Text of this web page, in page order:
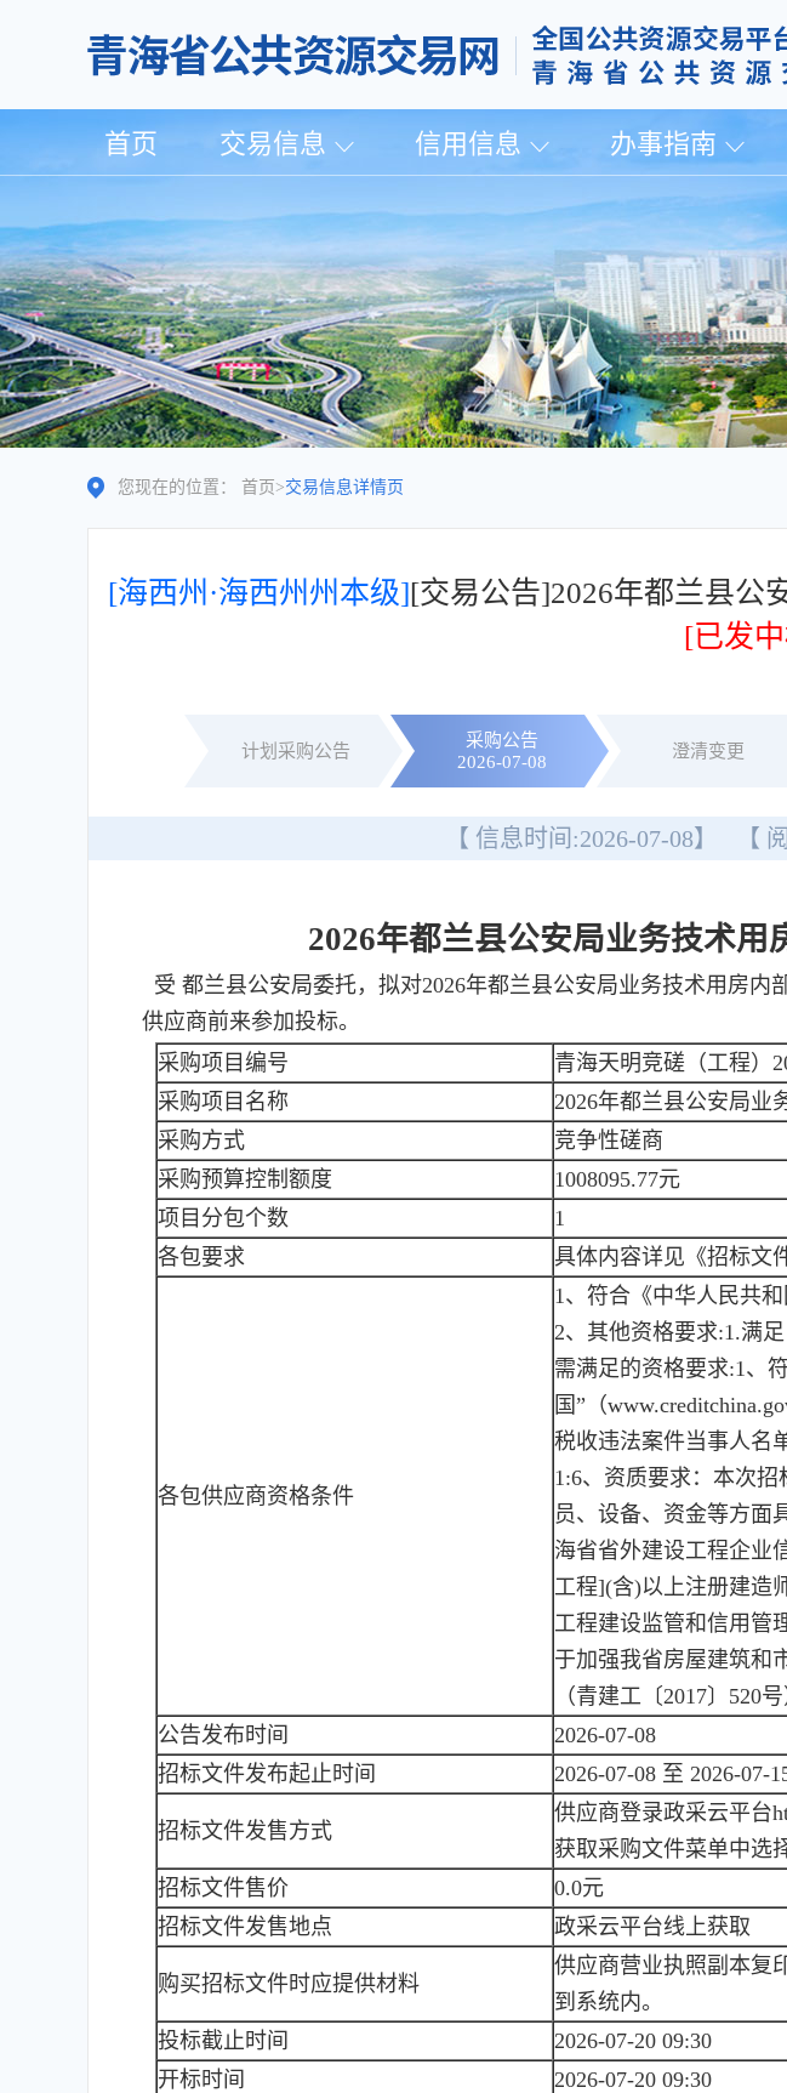
首页 交易信息 信用信息 办事指南
您现在的位置： 首页 >交易信息详情页
[海西州·海西州州本级][交易公告]2026年都兰县公
[已发
计划采购公告
采购公告
2026-07-08
澄清变更
【 信息时间:2026-07-08】 【
2026年都兰县公安局业务技术用
受 都兰县公安局委托，拟对2026年都兰县公安局业务技术用房
供应商前来参加投标。
采购项目编号
青海天明竞磋（工程）
采购项目名称
2026年都兰县公安局业
采购方式
竞争性磋商
采购预算控制额度
1008095.77元
项目分包个数
1
各包要求
具体内容详见《招标文
各包供应商资格条件
1、符合《中华人民共
2、其他资格要求:1.满
需满足的资格要求:1、
国”（
税收违法案件当事人名
1:6、资质要求：本次
员、设备、资金等方面
海省省外建设工程企业
工程](含)以上注册建造
工程建设监管和信用管
于加强我省房屋建筑和
（青建工〔2017〕520号
公告发布时间
2026-07-08
招标文件发布起止时间
2026-07-08 至 2026-07-
招标文件发售方式
供应商登录政采云平台
获取采购文件菜单中选
招标文件售价
0.0元
招标文件发售地点
政采云平台线上获取
购买招标文件时应提供材料
供应商营业执照副本复
到系统内。
投标截止时间
2026-07-20 09:30
开标时间
2026-07-20 09:30